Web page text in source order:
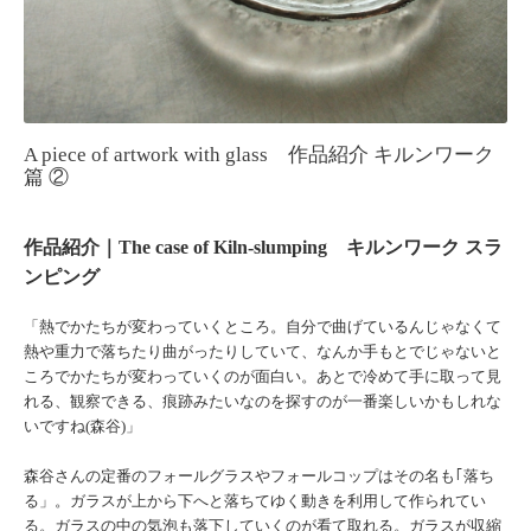
A piece of artwork with glass 作品紹介 キルンワーク
篇 ②
作品紹介｜ The case of Kiln-slumping キルンワーク スラ
ンピング
「熱でかたちが変わっていくところ。自分で曲げているんじゃなくて
熱や重力で落ちたり曲がったりしていて、なんか手もとでじゃないと
ころでかたちが変わっていくのが面白い。あとで冷めて手に取って見
れる、観察できる、痕跡みたいなのを探すのが一番楽しいかもしれな
いですね(森谷)」
森谷さんの定番のフォールグラスやフォールコップはその名も｢落ち
る」。ガラスが上から下へと落ちてゆく動きを利用して作られてい
る。ガラスの中の気泡も落下していくのが看て取れる。ガラスが収縮